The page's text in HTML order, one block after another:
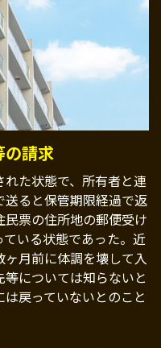
の請求
た状態で、所有者と連
ると保管期限経過で返
票の住所地の郵便受け
いる状態であった。近
月前に体調を壊して入
については知らないと
戻っていないとのこと